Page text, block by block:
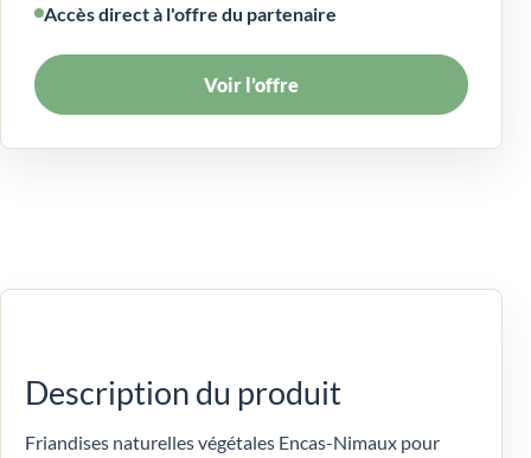
Accès direct à l'offre du partenaire
Voir l’offre
Description du produit
Friandises naturelles végétales Encas-Nimaux pour